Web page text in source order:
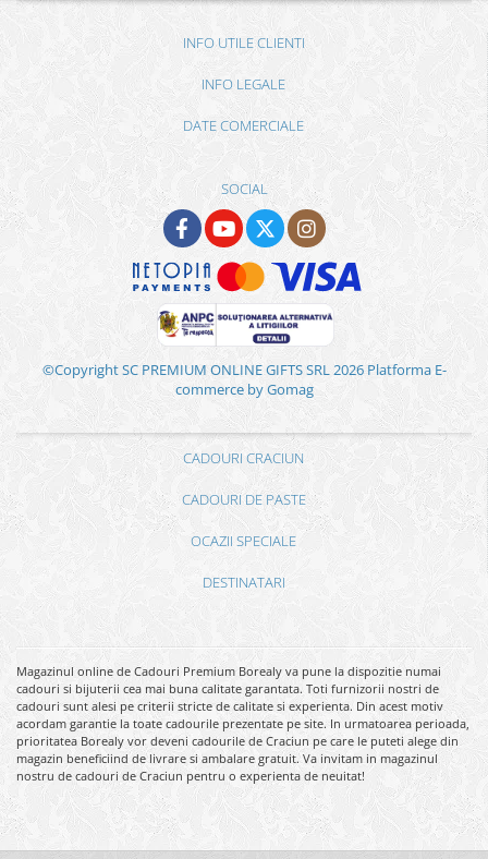
INFO UTILE CLIENTI
INFO LEGALE
DATE COMERCIALE
SOCIAL
©Copyright SC PREMIUM ONLINE GIFTS SRL 2026 Platforma E-
commerce by Gomag
CADOURI CRACIUN
CADOURI DE PASTE
OCAZII SPECIALE
DESTINATARI
Magazinul online de Cadouri Premium Borealy va pune la dispozitie numai
cadouri si bijuterii cea mai buna calitate garantata. Toti furnizorii nostri de
cadouri sunt alesi pe criterii stricte de calitate si experienta. Din acest motiv
acordam garantie la toate cadourile prezentate pe site. In urmatoarea perioada,
prioritatea Borealy vor deveni cadourile de Craciun pe care le puteti alege din
magazin beneficiind de livrare si ambalare gratuit. Va invitam in magazinul
nostru de cadouri de Craciun pentru o experienta de neuitat!